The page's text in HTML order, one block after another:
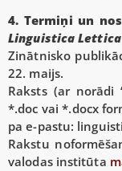
4. Termiņi un
Linguistica Lettica
Zinātnisko
22. maijs.
Raksts (ar norādi
*.doc vai *.docx
pa e-pastu:
Rakstu
valodas institūta